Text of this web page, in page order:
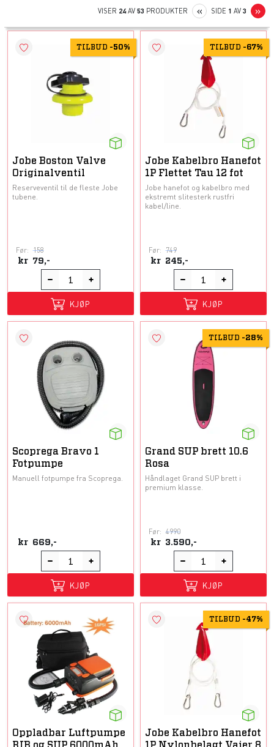
VISER 24AV 53 PRODUKTER «PREVIOUS
SIDE 1 AV 3 »
TILBUD -50%
Jobe Boston Valve
Originalventil
Reserveventil til de fleste Jobe
tubene.
Før: 158
kr 79,-
KJØP
TILBUD -67%
Jobe Kabelbro Hanefot
1P Flettet Tau 12 fot
Jobe hanefot og kabelbro med
ekstremt slitesterk rustfri
kabel/line.
Før: 749
kr 245,-
KJØP
Scoprega Bravo 1
Fotpumpe
Manuell fotpumpe fra Scoprega.
kr 669,-
KJØP
TILBUD -28%
Grand SUP brett 10.6
Rosa
Håndlaget Grand SUP brett i
premium klasse.
Før: 4990
kr 3.590,-
KJØP
Oppladbar Luftpumpe
TILBUD -47%
Jobe Kabelbro Hanefot